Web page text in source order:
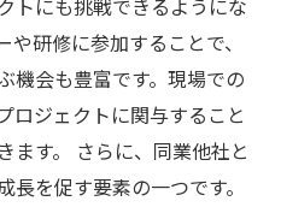
トにも挑戦できるようにな
研修に参加することで、
機会も豊富です。現場での
ロジェクトに関与すること
ます。 さらに、同業他社と
を促す要素の一つです。